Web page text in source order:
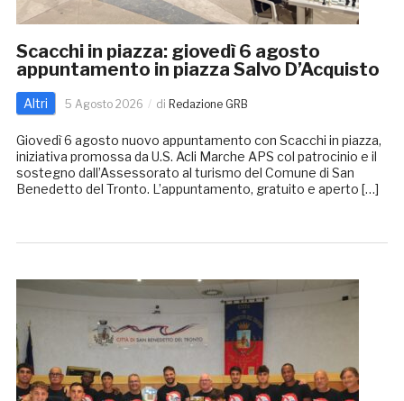
Scacchi in piazza: giovedì 6 agosto
appuntamento in piazza Salvo D’Acquisto
Altri 5 Agosto 2026 di Redazione GRB
Giovedì 6 agosto nuovo appuntamento con Scacchi in piazza,
iniziativa promossa da U.S. Acli Marche APS col patrocinio e il
sostegno dall’Assessorato al turismo del Comune di San
Benedetto del Tronto. L’appuntamento, gratuito e aperto […]